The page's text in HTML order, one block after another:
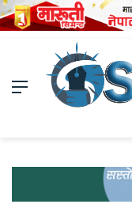
Menu